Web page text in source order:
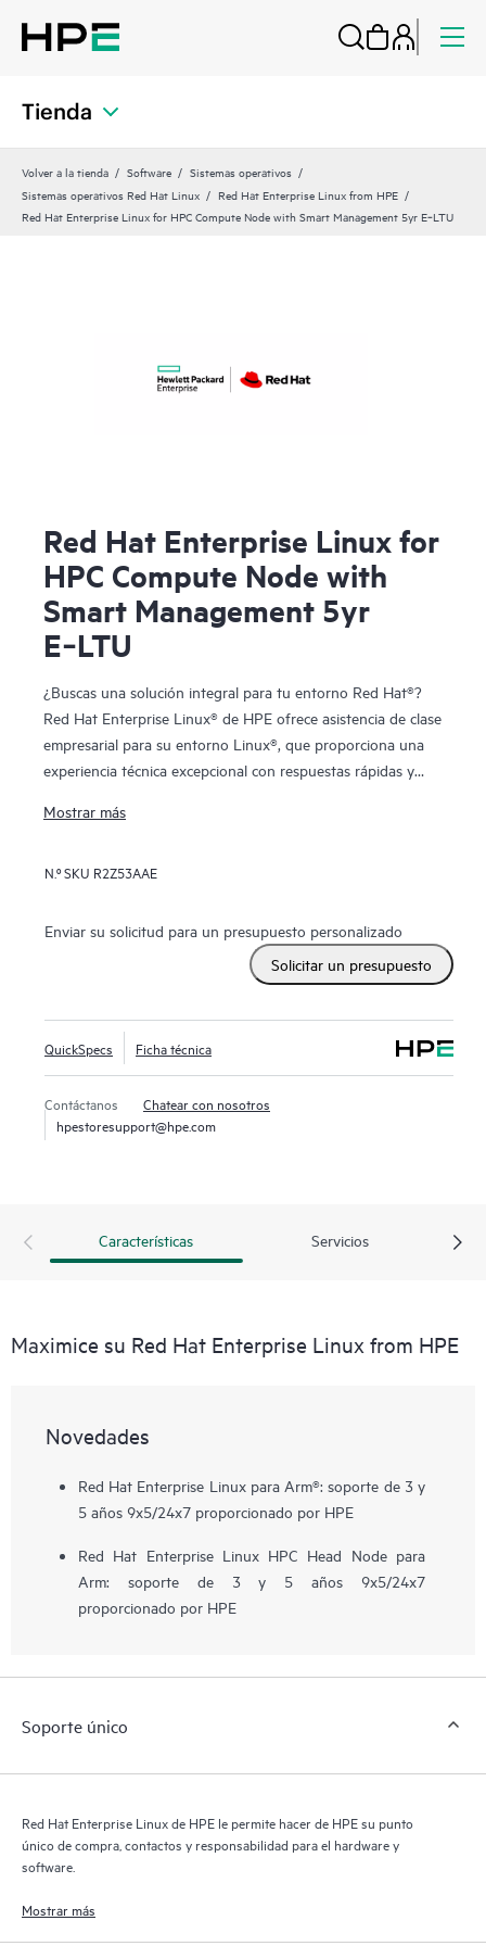
Tienda
Volver a la tienda Software
Sistemas operativos
Sistemas operativos Red Hat Linux
Red Hat Enterprise Linux from HPE
Red Hat Enterprise Linux for HPC Compute Node with Smart Management 5yr E‑LTU
Red Hat Enterprise Linux for
HPC Compute Node with
Smart Management 5yr
E‑LTU
¿Buscas una solución integral para tu entorno Red Hat®?
Red Hat Enterprise Linux® de HPE ofrece asistencia de clase
empresarial para su entorno Linux®, que proporciona una
experiencia técnica excepcional con respuestas rápidas y
flexibilidad necesaria para adaptar la solución a tus
todo el portfolio de almacenamiento y servidores HPE
Mostrar más
N.º SKU R2Z53AAE
Enviar su solicitud para un presupuesto personalizado
Solicitar un presupuesto
QuickSpecs Ficha técnica
Contáctanos
Chatear con nosotros
hpestoresupport@hpe.com
Características Servicios
Maximice su Red Hat Enterprise Linux from HPE
Novedades
Red Hat Enterprise Linux para Arm®: soporte de 3 y
5 años 9x5/24x7 proporcionado por HPE
Red Hat Enterprise Linux HPC Head Node para
Arm: soporte de 3 y 5 años 9x5/24x7
proporcionado por HPE
Soporte único
Red Hat Enterprise Linux de HPE le permite hacer de HPE su punto
único de compra, contactos y responsabilidad para el hardware y
software.
Mostrar más